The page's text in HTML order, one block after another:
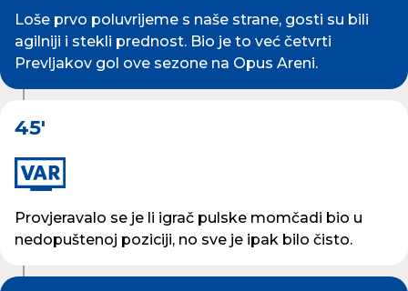
Loše prvo poluvrijeme s naše strane, gosti su bili
agilniji i stekli prednost. Bio je to već četvrti
Prevljakov gol ove sezone na Opus Areni.
45'
Provjeravalo se je li igrač pulske momčadi bio u
nedopuštenoj poziciji, no sve je ipak bilo čisto.